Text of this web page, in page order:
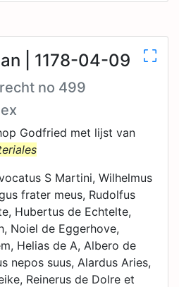
| 1178-04-09
no 499
Godfried met lijst van
S Martini, Wilhelmus
frater meus, Rudolfus
Hubertus de Echtelte,
Noiel de Eggerhove,
Helias de A, Albero de
nepos suus, Alardus Aries,
Reinerus de Dolre et